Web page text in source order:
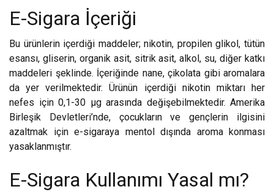
E-Sigara İçeriği
Bu ürünlerin içerdiği maddeler; nikotin, propilen glikol, tütün
esansı, gliserin, organik asit, sitrik asit, alkol, su, diğer katkı
maddeleri şeklinde. İçeriğinde nane, çikolata gibi aromalara
da yer verilmektedir. Ürünün içerdiği nikotin miktarı her
nefes için 0,1-30 μg arasında değişebilmektedir. Amerika
Birleşik Devletleri’nde, çocukların ve gençlerin ilgisini
azaltmak için e-sigaraya mentol dışında aroma konması
yasaklanmıştır.
E-Sigara Kullanımı Yasal mı?